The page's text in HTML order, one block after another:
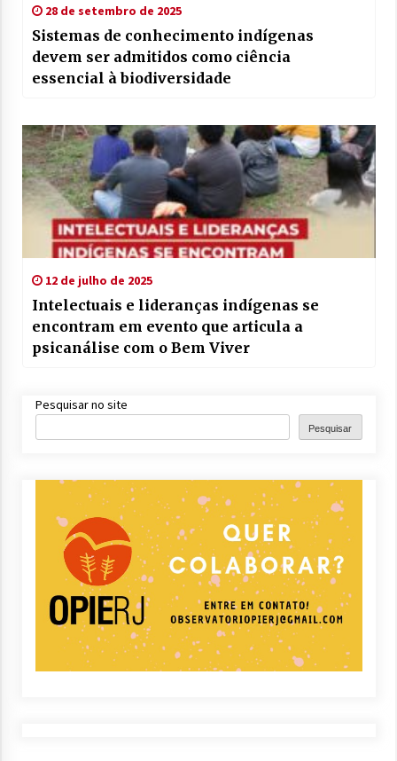
28 de setembro de 2025
Sistemas de conhecimento indígenas
devem ser admitidos como ciência
essencial à biodiversidade
12 de julho de 2025
Intelectuais e lideranças indígenas se
encontram em evento que articula a
psicanálise com o Bem Viver
Pesquisar no site
Pesquisar